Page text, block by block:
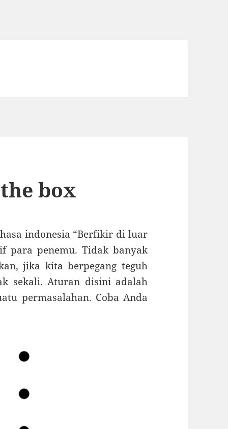
box
indonesia “Berfikir di luar
para penemu. Tidak banyak
jika kita berpegang teguh
sekali. Aturan disini adalah
permasalahan. Coba Anda